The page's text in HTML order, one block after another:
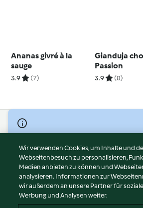
Ananas givré à la
sauge
3.9 (7)
Gianduja
Passion
3.9 (8)
© Copyright 2026
Nutzungsbedingungen
Datenschutzrichtlinien
Disclaimer
Impressum
Cookies
Wir verwenden Cookies, um Inhalte und
Webseitenbesuch zu personalisieren,
Medien anbieten zu können und
analysieren. Informationen zur
wir außerdem an unsere Partner für
Werbung und Analysen weiter.